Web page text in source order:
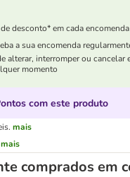
desconto* em cada encomenda
a sua encomenda
alterar, interromper ou cancelar
momento
com este produto
mais
mais
comprados em